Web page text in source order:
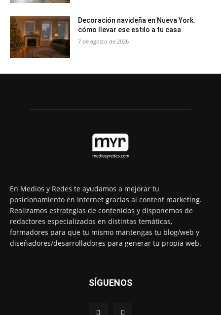
Decoración navideña en Nueva York:
cómo llevar ese estilo a tu casa
7 de agosto de 2026
En Medios y Redes te ayudamos a mejorar tu
posicionamiento en Internet gracias al content marketing.
Realizamos estrategias de contenidos y disponemos de
redactores especializados en distintas temáticas,
formadores para que tu mismo mantengas tu blog/web y
diseñadores/desarrolladores para generar tu propia web.
SÍGUENOS